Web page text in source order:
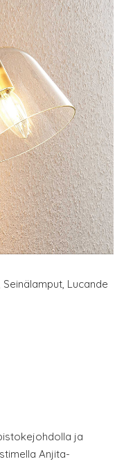
Seinälamput, Lucande
ja
Anjita-